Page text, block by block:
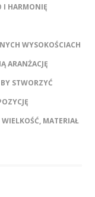
I HARMONIĘ
WYSOKOŚCIACH
ARANŻACJĘ
STWORZYĆ
MATERIAŁ